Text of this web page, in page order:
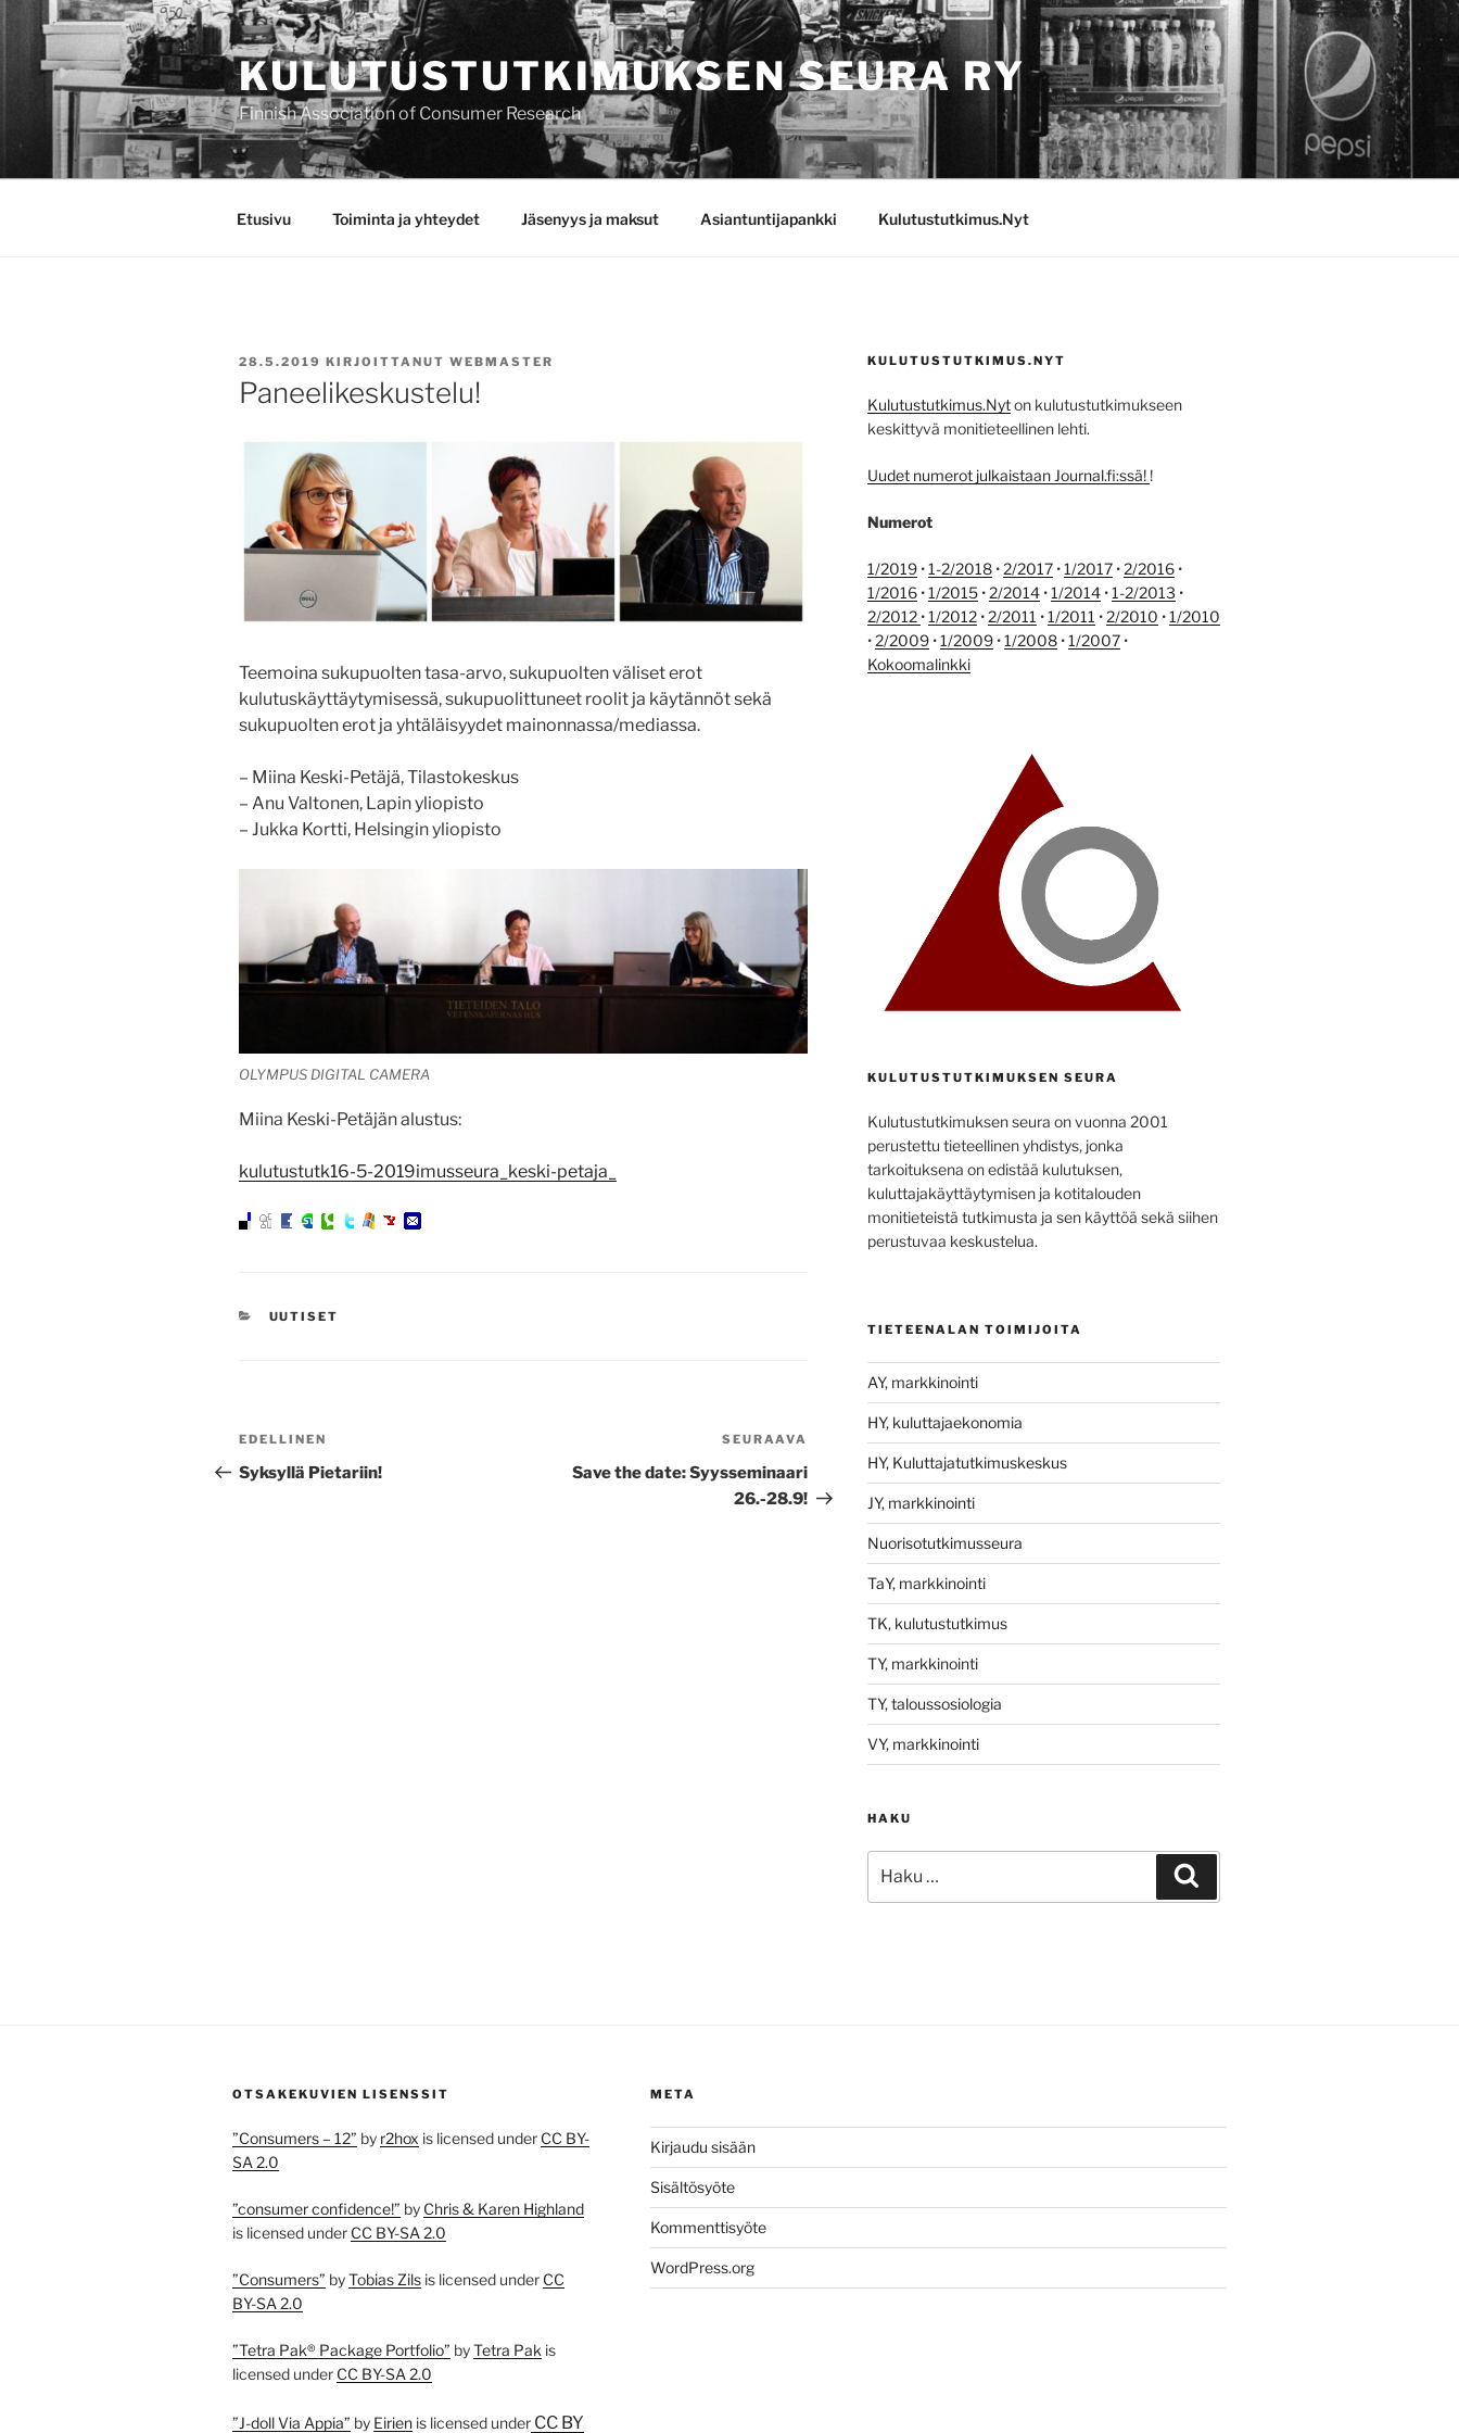
sisältöön
KULUTUSTUTKIMUKSEN SEURA RY
Finnish Association of Consumer Research
Etusivu Toiminta ja yhteydet Jäsenyys ja maksut Asiantuntijapankki Kulutustutkimus.Nyt
JULKAISTU
28.5.2019 KIRJOITTANUT WEBMASTER
Paneelikeskustelu!
Teemoina sukupuolten tasa-arvo, sukupuolten väliset erot
kulutuskäyttäytymisessä, sukupuolittuneet roolit ja käytännöt sekä
sukupuolten erot ja yhtäläisyydet mainonnassa/mediassa.
– Miina Keski-Petäjä, Tilastokeskus
– Anu Valtonen, Lapin yliopisto
– Jukka Kortti, Helsingin yliopisto
OLYMPUS DIGITAL CAMERA
Miina Keski-Petäjän alustus:
kulutustutk16-5-2019imusseura_keski-petaja_
KATEGORIAT
UUTISET
Artikkelien
selaus
Edellinen
artikkeli
EDELLINEN
Syksyllä Pietariin!
Seuraava
artikkeli
SEURAAVA
Save the date: Syysseminaari
26.-28.9!
KULUTUSTUTKIMUS.NYT
Kulutustutkimus.Nyton kulutustutkimukseen
keskittyvä monitieteellinen lehti.
Uudet numerot julkaistaan Journal.fi:ssä! !
Numerot
1/2019•1-2/2018•2/2017•1/2017•2/2016•
1/2016•1/2015•2/2014•1/2014•1-2/2013 •
2/2012 •1/2012•2/2011 •1/2011 •2/2010 •1/2010
•2/2009•1/2009•1/2008•1/2007•
Kokoomalinkki
KULUTUSTUTKIMUKSEN SEURA
Kulutustutkimuksen seura on vuonna 2001
perustettu tieteellinen yhdistys, jonka
tarkoituksena on edistää kulutuksen,
kuluttajakäyttäytymisen ja kotitalouden
monitieteistä tutkimusta ja sen käyttöä sekä siihen
perustuvaa keskustelua.
TIETEENALAN TOIMIJOITA
AY, markkinointi
HY, kuluttajaekonomia
HY, Kuluttajatutkimuskeskus
JY, markkinointi
Nuorisotutkimusseura
TaY, markkinointi
TK, kulutustutkimus
TY, markkinointi
TY, taloussosiologia
VY, markkinointi
HAKU
OTSAKEKUVIEN LISENSSIT
”Consumers – 12” by r2hox is licensed under CC BY-
SA 2.0
”consumer confidence!” by Chris & Karen Highland
is licensed under CC BY-SA 2.0
”Consumers” byTobias Zils is licensed under CC
BY-SA 2.0
”Tetra Pak® Package Portfolio” byTetra Pak is
licensed under CC BY-SA 2.0
”J-doll Via Appia” by Eirien is licensed under CC BY
META
Kirjaudu sisään
Sisältösyöte
Kommenttisyöte
WordPress.org